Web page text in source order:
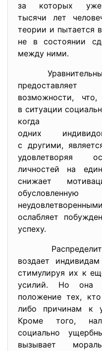
за которых
тысячи лет
теории и пытается
не в состоянии
между ними.
возможности, что,
в ситуации
когда
одних
с другими,
удовлетворяя
личностей на
снижает
ослабляет
успеху.
воздает
стимулируя их к
усилий. Но она
положение тех,
либо причинам к
Кроме того,
социально
вызывает